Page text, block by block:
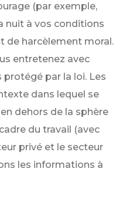
(par exemple,
nuit à vos conditions
de harcèlement moral.
entretenez avec
par la loi. Les
dans lequel se
dehors de la sphère
du travail (avec
privé et le secteur
les informations à